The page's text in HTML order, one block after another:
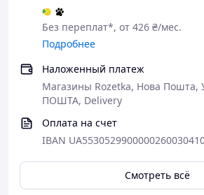
Без переплат*, от 426 ₴/мес.
Подробнее
Наложенный платеж
Магазины Rozetka, Нова Пошта,
ПОШТА, Delivery
Оплата на счет
IBAN
Смотреть всё